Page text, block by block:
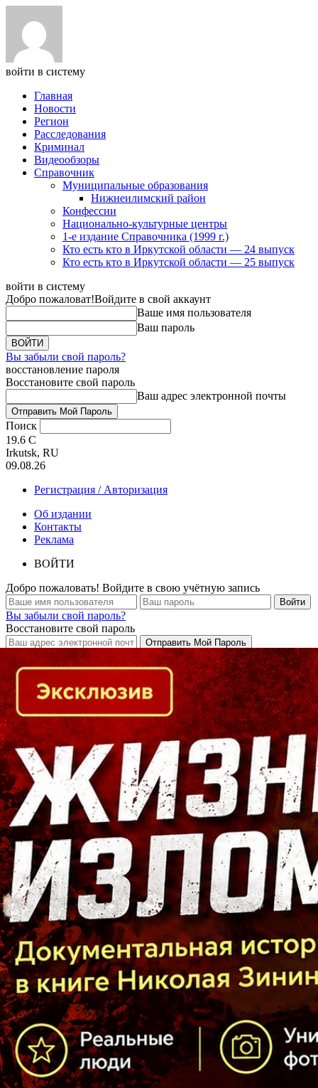
войти в систему
Главная
Новости
Регион
Расследования
Криминал
Видеообзоры
Справочник
Муниципальные образования
Нижнеилимский район
Конфессии
Национально-культурные центры
1-е издание Справочника (1999 г.)
Кто есть кто в Иркутской области — 24 выпуск
Кто есть кто в Иркутской области — 25 выпуск
войти в систему
Добро пожаловат!Войдите в свой аккаунт
Ваше имя пользователя
Ваш пароль
Вы забыли свой пароль?
восстановление пароля
Восстановите свой пароль
Ваш адрес электронной почты
Поиск
19.6 C
Irkutsk, RU
09.08.26
Регистрация / Авторизация
Об издании
Контакты
Реклама
ВОЙТИ
Добро пожаловать! Войдите в свою учётную запись
Вы забыли свой пароль?
Восстановите свой пароль
Кто есть кто в Байкальском регионе